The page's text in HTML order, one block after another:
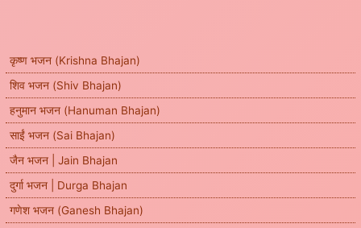
कृष्ण भजन (Krishna Bhajan)
शिव भजन (Shiv Bhajan)
हनुमान भजन (Hanuman Bhajan)
साईं भजन (Sai Bhajan)
जैन भजन | Jain Bhajan
दुर्गा भजन | Durga Bhajan
गणेश भजन (Ganesh Bhajan)